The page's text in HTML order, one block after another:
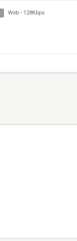
Web - 128Kbps